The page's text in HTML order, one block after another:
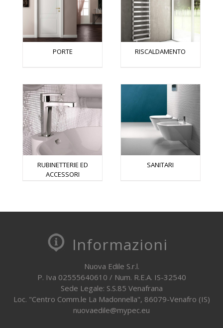
PORTE RISCALDAMENTO
RUBINETTERIE ED
ACCESSORI
SANITARI
Informazioni
Nuova Edile S.r.l.
P. Iva 02555640610 / Num. R.E.A. IS-32540
Sede Legale: S.S.85 Venafrana
Loc. "Centro Comm.le La Madonnella", 86079-Venafro (IS)
nuovaedile@mypec.eu